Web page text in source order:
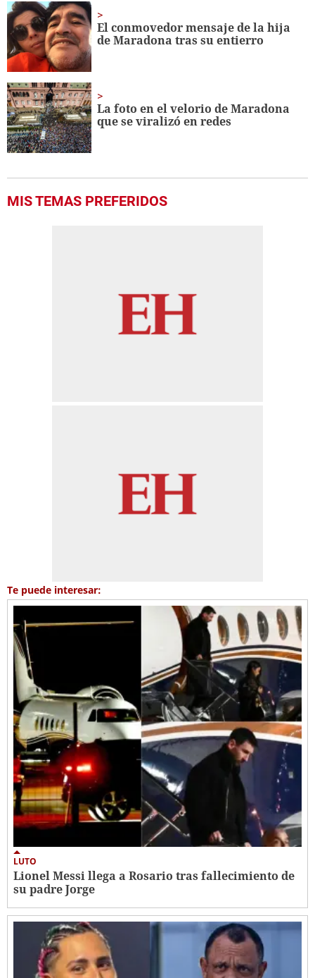
El conmovedor mensaje de la hija
de Maradona tras su entierro
La foto en el velorio de Maradona
que se viralizó en redes
MIS TEMAS PREFERIDOS
Te puede interesar:
LUTO
Lionel Messi llega a Rosario tras fallecimiento de
su padre Jorge